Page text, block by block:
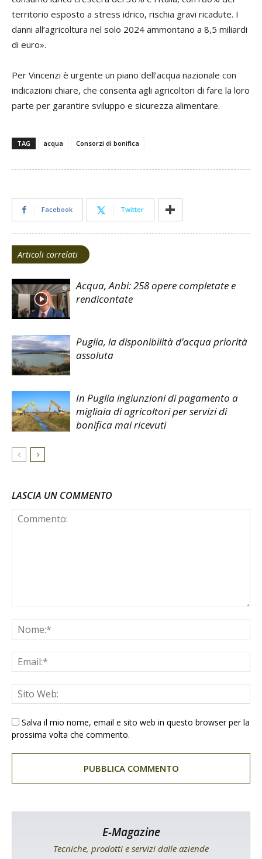
territorio esposto a stress idrico, rischia gravi ricadute. I
danni all’agricoltura nel solo 2024 ammontano a 8,5 miliardi
di euro».
Per Vincenzi è urgente un piano dell’acqua nazionale con
indicazioni chiare, che consenta agli agricoltori di fare la loro
parte per garantire sviluppo e sicurezza alimentare.
TAG acqua Consorzi di bonifica
Facebook Twitter
Articoli correlati
Acqua, Anbi: 258 opere completate e
rendicontate
Puglia, la disponibilità d’acqua priorità
assoluta
In Puglia ingiunzioni di pagamento a
migliaia di agricoltori per servizi di
bonifica mai ricevuti
LASCIA UN COMMENTO
Salva il mio nome, email e sito web in questo browser per la
prossima volta che commento.
E-Magazine
Tecniche, prodotti e servizi dalle aziende